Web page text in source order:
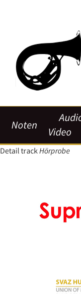
Noten
Video
Detail trackHörprobe